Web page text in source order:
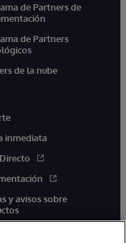
de Partners de
de Partners
de la nube
inmediata
y avisos sobre